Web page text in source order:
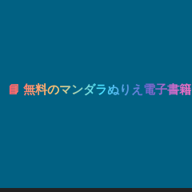
📘 無料のマンダラぬりえ電子書籍